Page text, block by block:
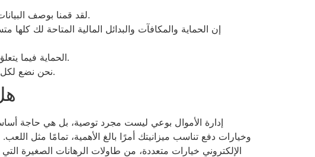
لقد قمنا بوصف البيانات الواقعية الأولية حول كل موقع، على سبيل المثال طبيعته، ومغامرة القبول، وأهم الإيجابيات والسلبيات.
إن الحماية والمكافآت والبدائل المالية المتاحة لك
كما يوفر لك BetOnline الحماية فيما يتعلق بلعبة الفيديو المتخصصة، مع نطاقها وملاحظات التآكل الأربع والعشرين وحدها.
نحن نضع لكل خدمة دعم موقع الويب اختبارًا صارمًا حتى تتمكن من عرض التدريب ودقائق الدافع وستحصل على الود.
إدارة الأموال بوعي ليست مجرد توصية، بل هي حاجة
وخيارات دفع تناسب ميزانيتك أمرًا بالغ الأهمية، تمامًا مثل